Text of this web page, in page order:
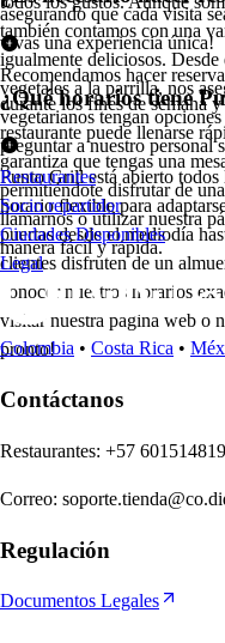
asegurando que cada visita
vivas una experiencia única!
también contamos con una
igualmente deliciosos. Desde
vegetales a la parrilla, nos
vegetarianos tengan
preguntar a nuestro personal
Recomendamos hacer
durante los fines de semana
restaurante puede llenarse
garantiza que tengas una
permitiéndote disfrutar de
llamarnos o utilizar nuestra
manera fácil y rápida.
¿Qué horarios tiene
Punto Grill está abierto
horario flexible para
puertas desde el mediodía
clientes disfruten de un
conocer nuestros horarios
visitar nuestra página web o
pronto!
Restaurantes
Socio repartidor
Ciudades Disponibles
Legal
Colombia • Costa Rica •
Contáctanos
Restaurantes: +57
Correo:
Regulación
Documentos Legales